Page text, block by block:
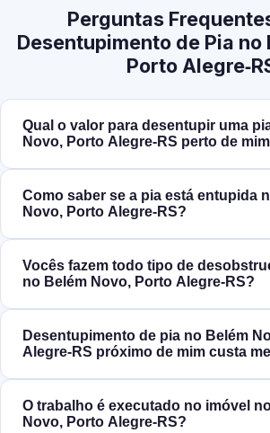
Perguntas
Desentupimento de Pia no
Porto
Qual o valor para desentupir uma
Novo, Porto Alegre‑RS perto de
Como saber se a pia está entupida
Novo, Porto Alegre‑RS?
Vocês fazem todo tipo de
no Belém Novo, Porto Alegre‑RS?
Desentupimento de pia no Belém
Alegre‑RS próximo de mim custa
O trabalho é executado no imóvel
Novo, Porto Alegre‑RS?